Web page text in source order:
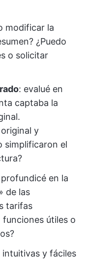
modificar la
¿Puedo
o solicitar
: evalué en
captaba la
y
simplificaron el
en la
de las
tarifas
funciones útiles o
intuitivas y fáciles